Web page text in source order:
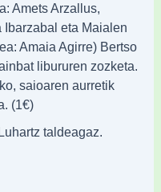
Amets Arzallus,
eta Maialen
Amaia Agirre) Bertso
libururen zozketa.
saioaren aurretik
(1€)
taldeagaz.